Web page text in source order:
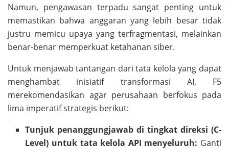
Namun, pengawasan terpadu sangat penting untuk
memastikan bahwa anggaran yang lebih besar tidak
justru memicu upaya yang terfragmentasi, melainkan
benar-benar memperkuat ketahanan siber.
Untuk menjawab tantangan dari tata kelola yang dapat
menghambat inisiatif transformasi AI, F5
merekomendasikan agar perusahaan berfokus pada
lima imperatif strategis berikut:
Tunjuk penanggungjawab di tingkat direksi (C-
Level) untuk tata kelola API menyeluruh: Ganti